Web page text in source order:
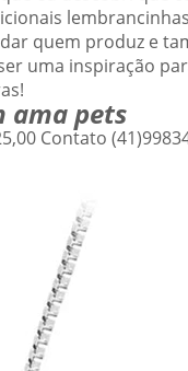
quem produz e
uma inspiração
ama pets
Contato